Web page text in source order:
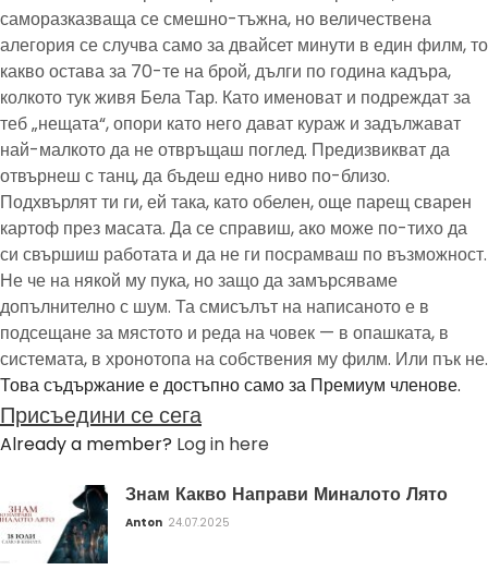
саморазказваща се смешно-тъжна, но величествена
алегория се случва само за двайсет минути в един филм, то
какво остава за 70-те на брой, дълги по година кадъра,
колкото тук живя Бела Тар. Като именоват и подреждат за
теб „нещата“, опори като него дават кураж и задължават
най-малкото да не отвръщаш поглед. Предизвикват да
отвърнеш с танц, да бъдеш едно ниво по-близо.
Подхвърлят ти ги, ей така, като обелен, още парещ сварен
картоф през масата. Да се справиш, ако може по-тихо да
си свършиш работата и да не ги посрамваш по възможност.
Не че на някой му пука, но защо да замърсяваме
допълнително с шум. Та смисълът на написаното е в
подсещане за мястото и реда на човек — в опашката, в
системата, в хронотопа на собствения му филм. Или пък не.
Това съдържание е достъпно само за Премиум членове.
Присъедини се сега
Already a member? Log in here
Знам Какво Направи Миналото Лято
Anton 24.07.2025